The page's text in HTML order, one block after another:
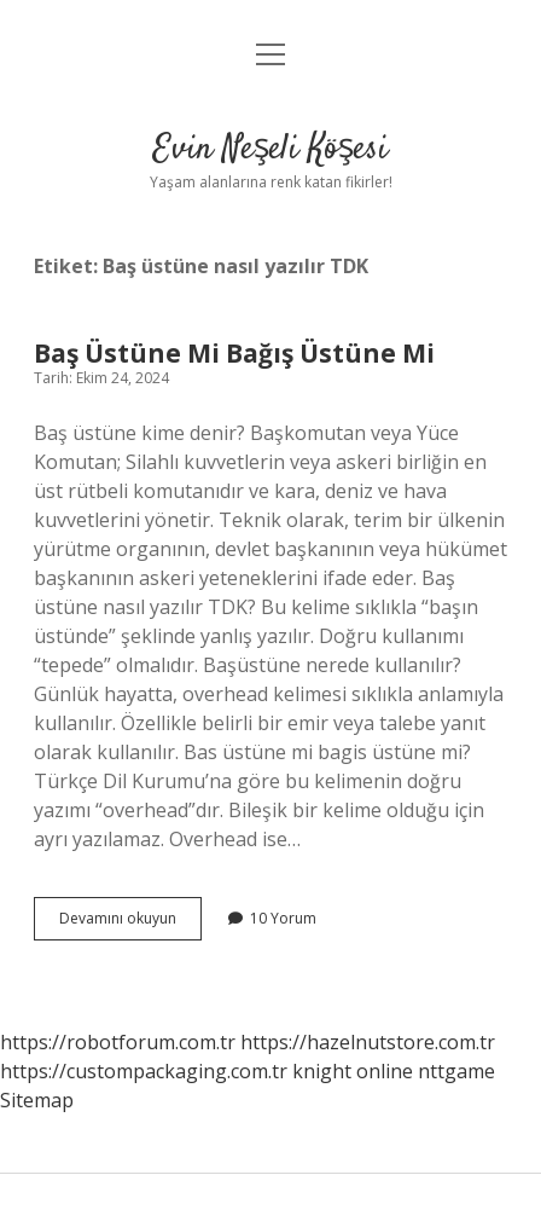
Anasayfa
Yasal Uyarı
menüyü
Evin Neşeli Köşesi
Yaşam alanlarına renk katan fikirler!
Etiket: Baş üstüne nasıl yazılır TDK
Baş Üstüne Mi Bağış Üstüne Mi
Tarih: Ekim 24, 2024
Baş üstüne kime denir? Başkomutan veya Yüce
Komutan; Silahlı kuvvetlerin veya askeri birliğin en
üst rütbeli komutanıdır ve kara, deniz ve hava
kuvvetlerini yönetir. Teknik olarak, terim bir ülkenin
yürütme organının, devlet başkanının veya hükümet
başkanının askeri yeteneklerini ifade eder. Baş
üstüne nasıl yazılır TDK? Bu kelime sıklıkla “başın
üstünde” şeklinde yanlış yazılır. Doğru kullanımı
“tepede” olmalıdır. Başüstüne nerede kullanılır?
Günlük hayatta, overhead kelimesi sıklıkla anlamıyla
kullanılır. Özellikle belirli bir emir veya talebe yanıt
olarak kullanılır. Bas üstüne mi bagis üstüne mi?
Türkçe Dil Kurumu’na göre bu kelimenin doğru
yazımı “overhead”dır. Bileşik bir kelime olduğu için
ayrı yazılamaz. Overhead ise…
Devamını okuyun
Üstüne
10 Yorum
https://robotforum.com.tr https://hazelnutstore.com.tr
https://custompackaging.com.tr knight online nttgame
Sitemap